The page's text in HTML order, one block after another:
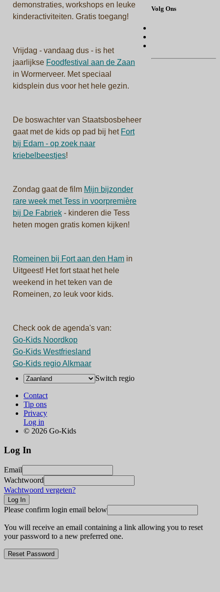
demonstraties, workshops en leuke
kinderactiviteiten. Gratis toegang!
Vrijdag - vandaag dus - is het
jaarlijkse Foodfestival aan de Zaan
in Wormerveer. Met speciaal
kidsplein dus voor het hele gezin.
De boswachter van Staatsbosbeheer
gaat met de kids op pad bij het Fort
bij Edam - op zoek naar
kriebelbeestjes!
Zondag gaat de film Mijn bijzonder
rare week met Tess in voorpremière
bij De Fabriek - kinderen die Tess
heten mogen gratis komen kijken!
Romeinen bij Fort aan den Ham in
Uitgeest! Het fort staat het hele
weekend in het teken van de
Romeinen, zo leuk voor kids.
Check ook de agenda's van:
Go-Kids Noordkop
Go-Kids Westfriesland
Go-Kids regio Alkmaar
Volg Ons
Switch regio
Contact
Tip ons
Privacy
Log in
© 2026 Go-Kids
Log In
Email
Wachtwoord
Wachtwoord vergeten?
Please confirm login email below
You will receive an email containing a link allowing you to reset
your password to a new preferred one.